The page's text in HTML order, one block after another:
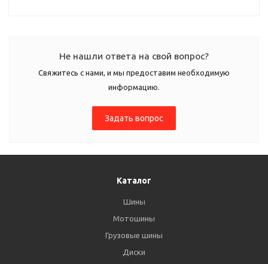
Не нашли ответа на свой вопрос?
Свяжитесь с нами, и мы предоставим необходимую
информацию.
Задать вопрос
Каталог
Шины
Мотошины
Грузовые шины
Диски